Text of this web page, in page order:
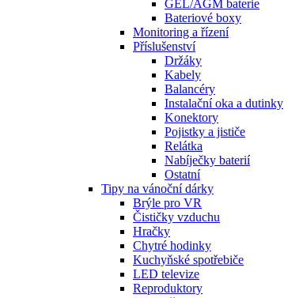
GEL/AGM baterie
Bateriové boxy
Monitoring a řízení
Příslušenství
Držáky
Kabely
Balancéry
Instalační oka a dutinky
Konektory
Pojistky a jističe
Relátka
Nabíječky baterií
Ostatní
Tipy na vánoční dárky
Brýle pro VR
Čističky vzduchu
Hračky
Chytré hodinky
Kuchyňské spotřebiče
LED televize
Reproduktory